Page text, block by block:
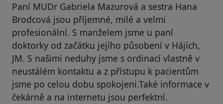
Paní MUDr Gabriela Mazurová a sestra Hana
Brodcová jsou příjemné, milé a velmi
profesionální. S manželem jsme u paní
doktorky od začátku jejího působení v Hájích,
JM. S našimi neduhy jsme s ordinací vlastně v
neustálém kontaktu a z přístupu k pacientům
jsme po celou dobu spokojeni.Také informace v
čekárně a na internetu jsou perfektní.